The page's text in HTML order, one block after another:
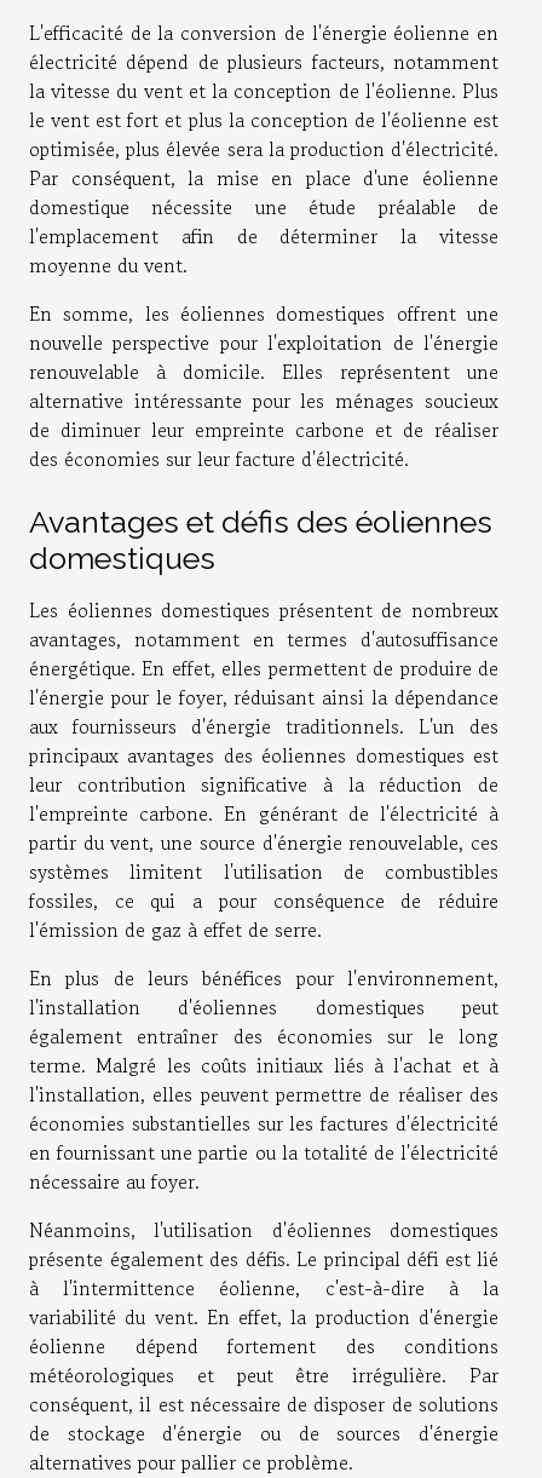
L'efficacité de la conversion de l'énergie éolienne en
électricité dépend de plusieurs facteurs, notamment
la vitesse du vent et la conception de l'éolienne. Plus
le vent est fort et plus la conception de l'éolienne est
optimisée, plus élevée sera la production d'électricité.
Par conséquent, la mise en place d'une éolienne
domestique nécessite une étude préalable de
l'emplacement afin de déterminer la vitesse
moyenne du vent.
En somme, les éoliennes domestiques offrent une
nouvelle perspective pour l'exploitation de l'énergie
renouvelable à domicile. Elles représentent une
alternative intéressante pour les ménages soucieux
de diminuer leur empreinte carbone et de réaliser
des économies sur leur facture d'électricité.
Avantages et défis des éoliennes
domestiques
Les éoliennes domestiques présentent de nombreux
avantages, notamment en termes d'autosuffisance
énergétique. En effet, elles permettent de produire de
l'énergie pour le foyer, réduisant ainsi la dépendance
aux fournisseurs d'énergie traditionnels. L'un des
principaux avantages des éoliennes domestiques est
leur contribution significative à la réduction de
l'empreinte carbone. En générant de l'électricité à
partir du vent, une source d'énergie renouvelable, ces
systèmes limitent l'utilisation de combustibles
fossiles, ce qui a pour conséquence de réduire
l'émission de gaz à effet de serre.
En plus de leurs bénéfices pour l'environnement,
l'installation d'éoliennes domestiques peut
également entraîner des économies sur le long
terme. Malgré les coûts initiaux liés à l'achat et à
l'installation, elles peuvent permettre de réaliser des
économies substantielles sur les factures d'électricité
en fournissant une partie ou la totalité de l'électricité
nécessaire au foyer.
Néanmoins, l'utilisation d'éoliennes domestiques
présente également des défis. Le principal défi est lié
à l'intermittence éolienne, c'est-à-dire à la
variabilité du vent. En effet, la production d'énergie
éolienne dépend fortement des conditions
météorologiques et peut être irrégulière. Par
conséquent, il est nécessaire de disposer de solutions
de stockage d'énergie ou de sources d'énergie
alternatives pour pallier ce problème.